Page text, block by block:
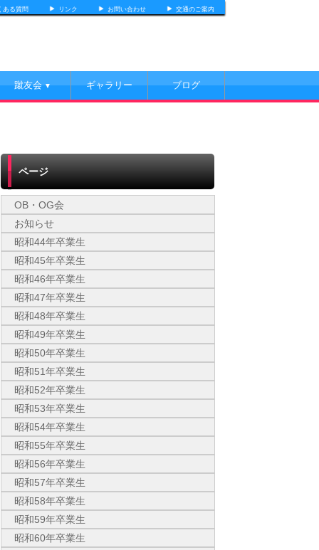
ある質問 リンク お問い合わせ 交通のご案内
蹴友会▼ ギャラリー ブログ
ページ
OB・OG会
お知らせ
昭和44年卒業生
昭和45年卒業生
昭和46年卒業生
昭和47年卒業生
昭和48年卒業生
昭和49年卒業生
昭和50年卒業生
昭和51年卒業生
昭和52年卒業生
昭和53年卒業生
昭和54年卒業生
昭和55年卒業生
昭和56年卒業生
昭和57年卒業生
昭和58年卒業生
昭和59年卒業生
昭和60年卒業生